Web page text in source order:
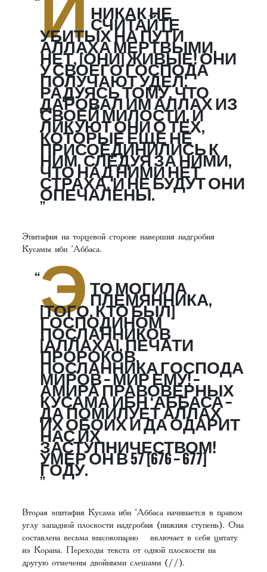
И НИКАК НЕ
СЧИТАЙТЕ
УБИТЫХ НА ПУТИ
АЛЛАХА МЕРТВЫМИ.
НЕТ, [ОНИ] ЖИВЫЕ! ОНИ
У СВОЕГО ГОСПОДА
ПОЛУЧАЮТ УДЕЛ,
РАДУЯСЬ ТОМУ, ЧТО
ДАРОВАЛ ИМ АЛЛАХ ИЗ
СВОЕЙ МИЛОСТИ, И
ЛИКУЮТ ОНИ О ТЕХ,
КОТОРЫЕ ЕЩЕ НЕ
ПРИСОЕДИНИЛИСЬ К
НИМ, СЛЕДУЯ ЗА НИМИ,
ЧТО НАД НИМИ НЕТ
СТРАХА, И НЕ БУДУТ ОНИ
ОПЕЧАЛЕНЫ.
Эпитафия на торцевой стороне навершия надгробия
Кусамы ибн ‘Аббаса.
ЭТО МОГИЛА
ПЛЕМЯННИКА,
[ТОГО, КТО БЫЛ]
ГОСПОДИНОМ
ПОСЛАННИКОВ
[АЛЛАХА], ПЕЧАТИ
ПРОРОКОВ,
ПОСЛАННИКА ГОСПОДА
МИРОВ – МИР ЕМУ! –
АМИРА ПРАВОВЕРНЫХ
КУСАМА ИБН ‘АББАСА –
ДА ПОМИЛУЕТ АЛЛАХ
ИХ ОБОИХ И ДА ОДАРИТ
НАС ИХ
ЗАСТУПНИЧЕСТВОМ!
УМЕР ОН В 57 [676 – 677]
ГОДУ.
Вторая эпитафия Кусама ибн ‘Аббаса начинается в правом
углу западной плоскости надгробия (нижняя ступень). Она
составлена весьма высокопарно включает в себя цитату
из Корана. Переходы текста от одной плоскости на
другую отмечены двойными слешами (//).